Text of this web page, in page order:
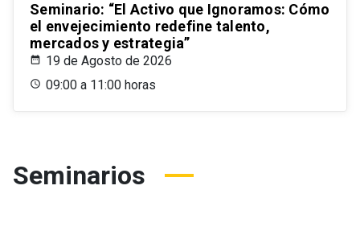
Seminario: “El Activo que Ignoramos: Cómo
el envejecimiento redefine talento,
mercados y estrategia”
19 de Agosto de 2026
09:00 a 11:00 horas
Seminarios